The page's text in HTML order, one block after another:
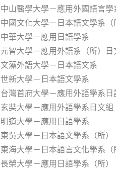
中山醫學大學－應用外國語言學
中國文化大學－日本語文學系（
中華大學－應用日語學系
元智大學－應用外語系（所）日
文藻外語大學－日本語文系
世新大學－日本語文學系
台灣首府大學－應用外語學系日
玄奘大學－應用外語學系日文組
明道大學－應用日語學系
東吳大學－日本語文學系（所）
東海大學－日本語言文化學系（
長榮大學－應用日語學系（所）